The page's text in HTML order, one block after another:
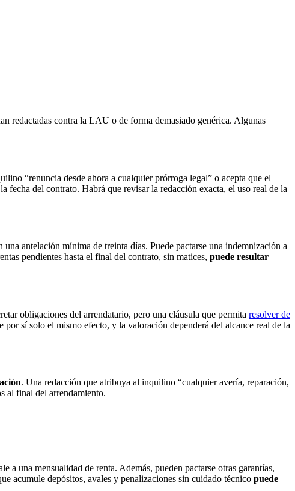
redactadas contra la LAU o de forma demasiado genérica. Algunas
“renuncia desde ahora a cualquier prórroga legal” o acepta que el
fecha del contrato. Habrá que revisar la redacción exacta, el uso real de la
antelación mínima de treinta días. Puede pactarse una indemnización a
pendientes hasta el final del contrato, sin matices, puede resultar
obligaciones del arrendatario, pero una cláusula que permita resolver de
sí solo el mismo efecto, y la valoración dependerá del alcance real de la
. Una redacción que atribuya al inquilino “cualquier avería, reparación,
al final del arrendamiento.
a una mensualidad de renta. Además, pueden pactarse otras garantías,
acumule depósitos, avales y penalizaciones sin cuidado técnico puede